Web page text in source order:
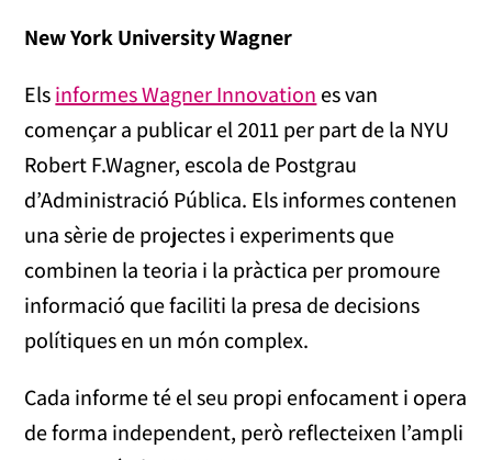
New York University Wagner
Elsinformes Wagner Innovation es van
començar a publicar el 2011 per part de la NYU
Robert F.Wagner, escola de Postgrau
d’Administració Pública. Els informes contenen
una sèrie de projectes i experiments que
combinen la teoria i la pràctica per promoure
informació que faciliti la presa de decisions
polítiques en un món complex.
Cada informe té el seu propi enfocament i opera
de forma independent, però reflecteixen l’ampli